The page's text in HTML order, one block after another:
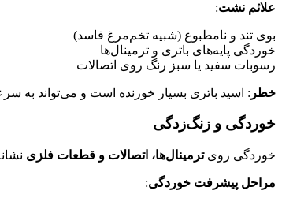
علائم نشت:
بوی تند و نامطبوع (شبیه تخم‌مرغ فاسد)
خوردگی پایه‌های باتری و ترمینال‌ها
رسوبات سفید یا سبز رنگ روی اتصالات
خطر : اسید باتری بسیار خورنده است و می‌تواند به
خوردگی و زنگ‌زدگی
خوردگی رویترمینال‌ها، اتصالات و قطعات فلزی
مراحل پیشرفت خوردگی: